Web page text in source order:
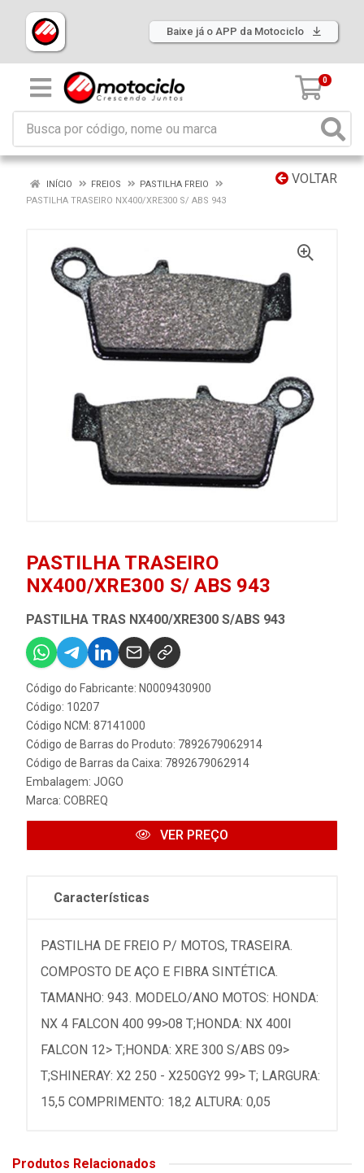
Baixe já o APP da Motociclo
0
VOLTAR
INÍCIO FREIOS
PASTILHA FREIO
PASTILHA TRASEIRO NX400/XRE300 S/ ABS 943
PASTILHA TRASEIRO
NX400/XRE300 S/ ABS 943
PASTILHA TRAS NX400/XRE300 S/ABS 943
Código do Fabricante: N0009430900
Código: 10207
Código NCM: 87141000
Código de Barras do Produto: 7892679062914
Código de Barras da Caixa: 7892679062914
Embalagem: JOGO
Marca: COBREQ
VER PREÇO
Características
PASTILHA DE FREIO P/ MOTOS, TRASEIRA.
COMPOSTO DE AÇO E FIBRA SINTÉTICA.
TAMANHO: 943. MODELO/ANO MOTOS: HONDA:
NX 4 FALCON 400 99>08 T;HONDA: NX 400I
FALCON 12> T;HONDA: XRE 300 S/ABS 09>
T;SHINERAY: X2 250 - X250GY2 99> T; LARGURA:
15,5 COMPRIMENTO: 18,2 ALTURA: 0,05
Produtos Relacionados